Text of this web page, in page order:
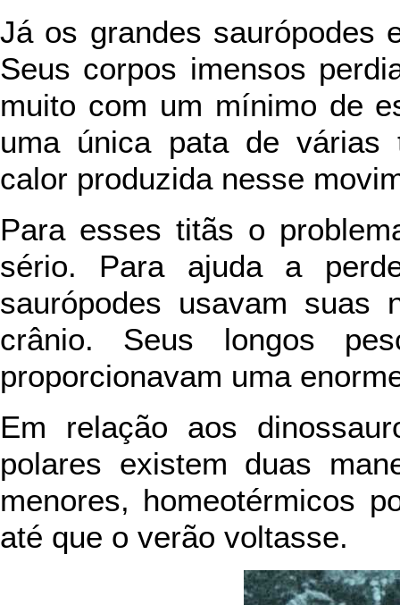
Já os grandes saurópodes
Seus corpos imensos
muito com um mínimo de
uma única pata de várias
calor produzida nesse
Para esses titãs o
sério. Para ajuda a
saurópodes usavam suas
crânio. Seus longos
proporcionavam uma
Em relação aos
polares existem duas
menores, homeotérmicos
até que o verão voltasse.